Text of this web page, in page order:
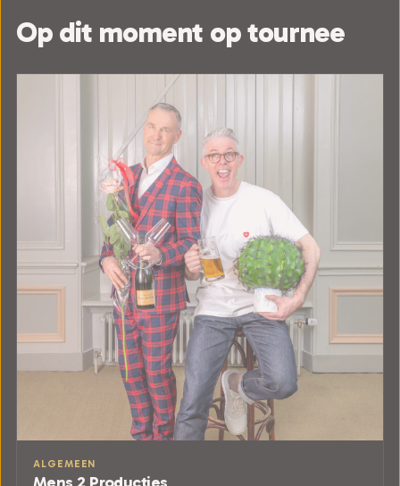
Op dit moment op tournee
ALGEMEEN